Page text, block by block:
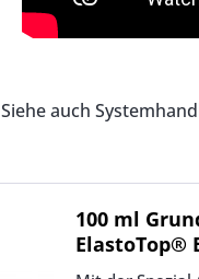
Siehe auch
100 ml
ElastoTop®